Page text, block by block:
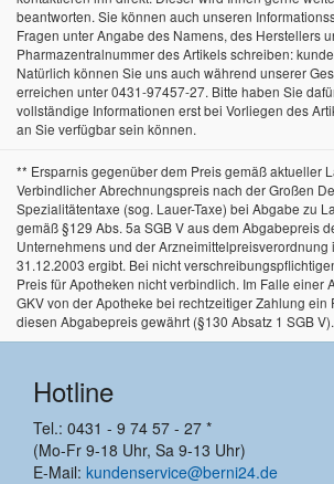
beantworten. Sie können auch unseren
Fragen unter Angabe des Namens, des Herstellers
Pharmazentralnummer des Artikels schreiben:
Natürlich können Sie uns auch während unserer
erreichen unter 0431-97457-27. Bitte haben Sie
vollständige Informationen erst bei Vorliegen des
an Sie verfügbar sein können.
** Ersparnis gegenüber dem Preis gemäß aktueller
Verbindlicher Abrechnungspreis nach der Großen
Spezialitätentaxe (sog. Lauer-Taxe) bei Abgabe zu
gemäß §129 Abs. 5a SGB V aus dem Abgabepreis
Unternehmens und der Arzneimittelpreisverordnung
31.12.2003 ergibt. Bei nicht
Preis für Apotheken nicht verbindlich. Im Falle einer
GKV von der Apotheke bei rechtzeitiger Zahlung ein
diesen Abgabepreis gewährt (§130 Absatz 1 SGB V).
Hotline
Tel.: 0431 - 9 74 57 - 27 *
(Mo-Fr 9-18 Uhr, Sa 9-13 Uhr)
E-Mail: kundenservice@berni24.de